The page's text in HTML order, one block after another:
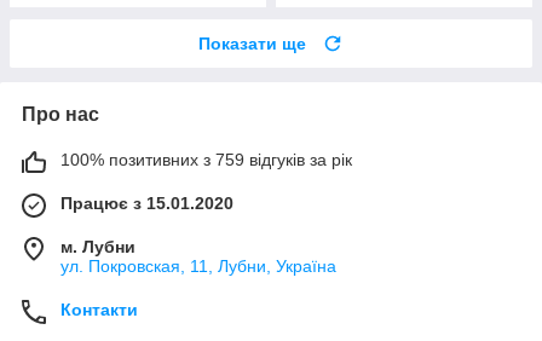
Показати ще
Про нас
100% позитивних з 759 відгуків за рік
Працює з 15.01.2020
м. Лубни
ул. Покровская, 11, Лубни, Україна
Контакти